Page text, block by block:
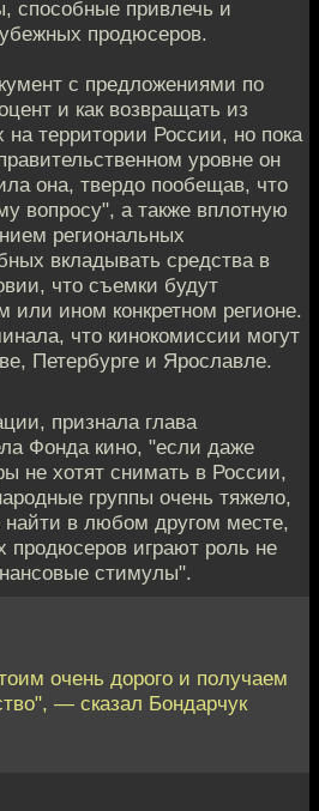
способные привлечь и
продюсеров.
с предложениями по
и как возвращать из
на территории России, но пока
уровне он
она, твердо пообещав, что
вопросу", а также вплотную
региональных
вкладывать средства в
что съемки будут
или ином конкретном регионе.
что кинокомиссии могут
Петербурге и Ярославле.
признала глава
Фонда кино, "если даже
не хотят снимать в России,
группы очень тяжело,
найти в любом другом месте,
играют роль не
стимулы".
очень дорого и получаем
— сказал Бондарчук